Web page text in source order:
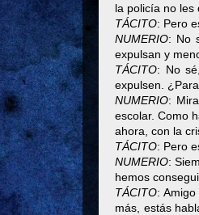
la policía no les
TÁCITO: Pero
NUMERIO: No
expulsan y
TÁCITO: No
expulsen.
NUMERIO:
escolar. Como
ahora, con la
TÁCITO: Pero
NUMERIO:
hemos
TÁCITO:
más, estás